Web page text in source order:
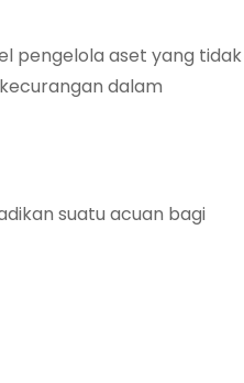
pengelola aset yang tidak
dalam
suatu acuan bagi